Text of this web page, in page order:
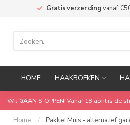
Gratis verzendingvanaf
HOME HAAKBOEKEN
WIJ GAAN STOPPEN! Vanaf 18 april is de
Home / Pakket Muis - alternatief